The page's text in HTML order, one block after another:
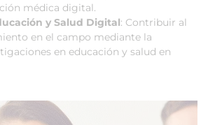
médica digital.
y Salud Digital: Contribuir al
en el campo mediante la
en educación y salud en